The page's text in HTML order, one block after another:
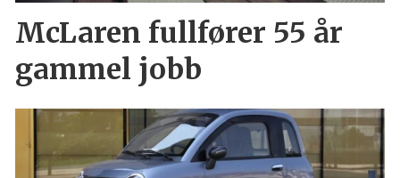
McLaren fullfører 55 år
gammel jobb